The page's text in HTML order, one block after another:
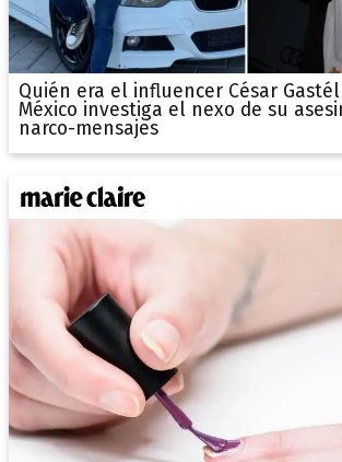
Quién era el influencer César
México investiga el nexo de su
narco-mensajes